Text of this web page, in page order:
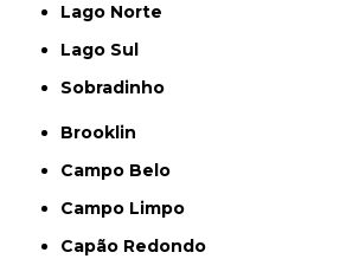
Lago Norte
Lago Sul
Sobradinho
Brooklin
Campo Belo
Campo Limpo
Capão Redondo